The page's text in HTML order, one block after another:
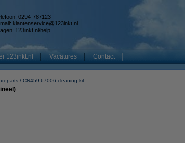
0294-787123
klantenservice@123inkt.nl
123inkt.nl/help
123inkt.nl Vacatures Contact
CN459-67006 cleaning kit